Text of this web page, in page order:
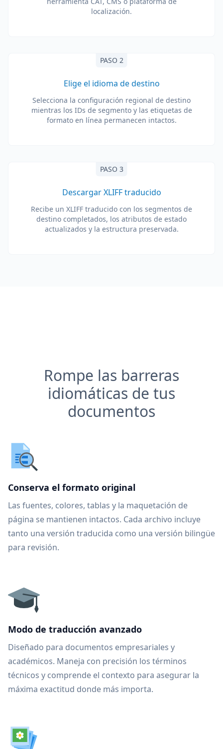
localización.
PASO 2
Elige el idioma de destino
Selecciona la configuración regional de destino
mientras los IDs de segmento y las etiquetas de
formato en línea permanecen intactos.
PASO 3
Descargar XLIFF traducido
Recibe un XLIFF traducido con los segmentos de
destino completados, los atributos de estado
actualizados y la estructura preservada.
Rompe las barreras
idiomáticas de tus
documentos
Conserva el formato original
Las fuentes, colores, tablas y la maquetación de
página se mantienen intactos. Cada archivo incluye
tanto una versión traducida como una versión bilingüe
para revisión.
Modo de traducción avanzado
Diseñado para documentos empresariales y
académicos. Maneja con precisión los términos
técnicos y comprende el contexto para asegurar la
máxima exactitud donde más importa.